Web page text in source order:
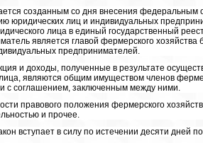
созданным со дня внесения
юридических лиц и индивидуальных
лица в единый государственный
является главой фермерского
предпринимателей.
и доходы, полученные в результате
являются общим имуществом членов
с соглашением, заключенным между ними.
правового положения фермерского
и прочее.
вступает в силу по истечении десяти дней